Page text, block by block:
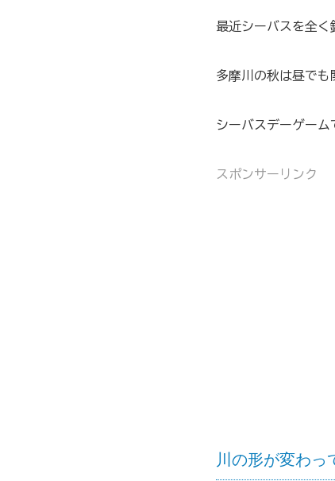
最近シーバスを全く
多摩川の秋は昼でも
シーバスデーゲーム
スポンサーリンク
川の形が変わっ